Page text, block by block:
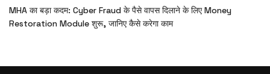
MHA का बड़ा कदम: Cyber Fraud के पैसे वापस दिलाने के लिए Money
Restoration Module शुरू, जानिए कैसे करेगा काम